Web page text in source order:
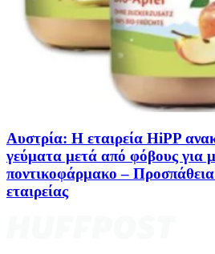
Αυστρία: Η εταιρεία HiPP
γεύματα μετά από φόβους για
ποντικοφάρμακο –
εταιρείας